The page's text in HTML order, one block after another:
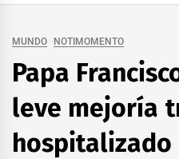
MUNDO NOTIMOMENTO
Papa
leve mejoría
hospitalizado